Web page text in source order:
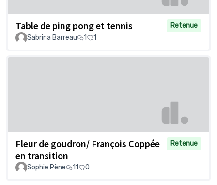
Table de ping pong et tennis
Retenue
Sabrina Barreau
1 1
Fleur de goudron/ François Coppée
en transition
Retenue
Sophie Pène 11 0